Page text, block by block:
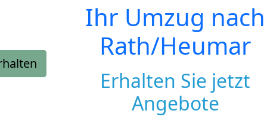
Ihr Umzug nach
Rath/Heumar
Erhalten Sie jetzt
Angebote